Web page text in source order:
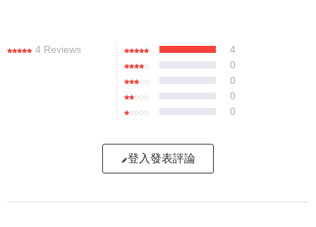
4 Reviews
4
0
0
0
0
登入發表評論